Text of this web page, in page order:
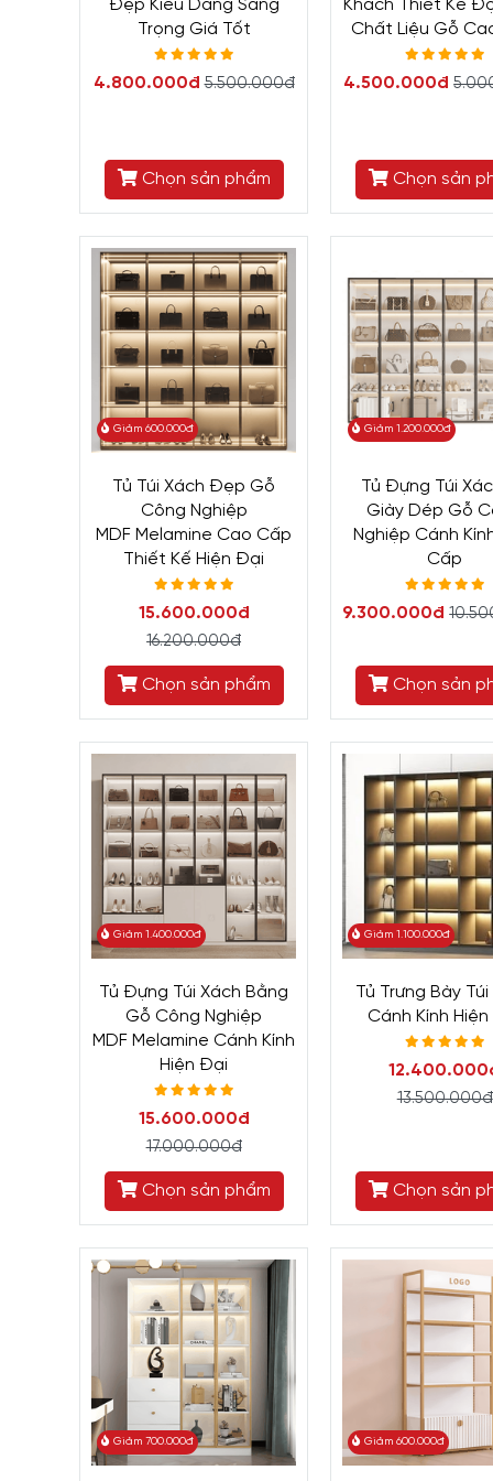
Đẹp Kiểu Dáng Sang
Trọng Giá Tốt
4.800.000đ 5.500.000đ
Chọn sản phẩm
Khách Thiết Kế
Chất Liệu Gỗ
4.500.000đ
Chọn sản
Giảm 600.000đ
Tủ Túi Xách Đẹp Gỗ
Công Nghiệp
MDF Melamine Cao Cấp
Thiết Kế Hiện Đại
15.600.000đ
16.200.000đ
Chọn sản phẩm
Giảm 1.200.000đ
Tủ Đựng Túi
Giày Dép Gỗ
Nghiệp Cánh
Cấp
9.300.000đ
Chọn sản
Giảm 1.400.000đ
Tủ Đựng Túi Xách Bằng
Gỗ Công Nghiệp
MDF Melamine Cánh Kính
Hiện Đại
15.600.000đ
17.000.000đ
Chọn sản phẩm
Giảm 1.100.000đ
Tủ Trưng Bày
Cánh Kính
13.500.000đ
Chọn sản
Giảm 700.000đ Giảm 600.000đ